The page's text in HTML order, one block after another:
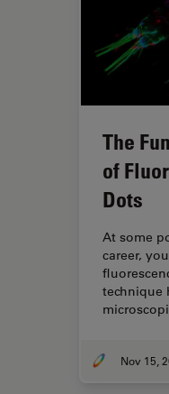
The
of
Dots
At some
career,
technique
Nov 15,